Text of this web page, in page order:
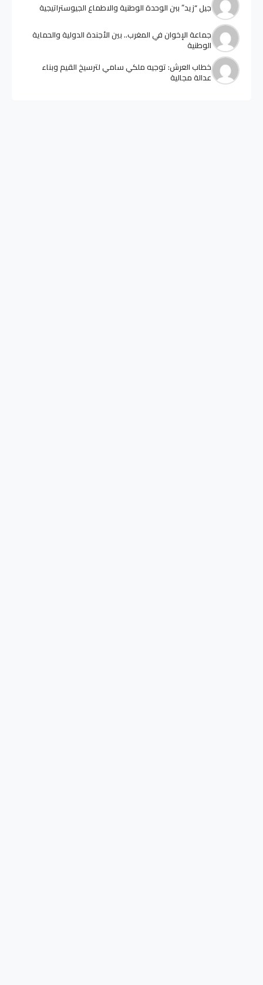
جيل “زيد” ببن الوحدة الوطنية والاطماع الجيوستراتيجية
جماعة الإخوان في المغرب.. بين الأجندة الدولية والحماية
الوطنية
خطاب العرش: توجيه ملكي سامي لترسيخ القيم وبناء
عدالة مجالية